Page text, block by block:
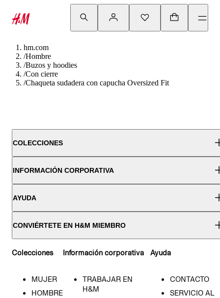
hm.com
/Hombre
/Buzos y hoodies
/Con cierre
/Chaqueta sudadera con capucha Oversized Fit
COLECCIONES
INFORMACIÓN CORPORATIVA
AYUDA
CONVIÉRTETE EN H&M MIEMBRO
Colecciones
MUJER
HOMBRE
Información corporativa
TRABAJAR EN
H&M
Ayuda
CONTACTO
SERVICIO AL